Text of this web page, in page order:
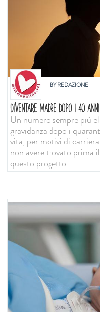
BYREDAZIONE
DIVENTARE MADRE DOPO I 40
Un numero sempre più
gravidanza dopo i
vita, per motivi di
non avere trovato prima
questo progetto....